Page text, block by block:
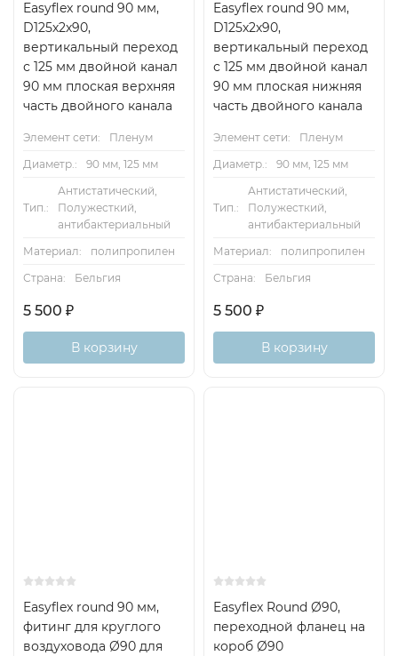
Easyflex round 90 мм,
D125х2х90,
вертикальный переход
с 125 мм двойной канал
90 мм плоская верхняя
часть двойного канала
Элемент сети:
Пленум
Диаметр.:
90 мм, 125 мм
Тип.:
Антистатический,
Полужесткий,
антибактериальный
Материал:
полипропилен
Страна:
Бельгия
5 500 ₽
В корзину
Easyflex round 90 мм,
D125х2х90,
вертикальный переход
с 125 мм двойной канал
90 мм плоская нижняя
часть двойного канала
Элемент сети:
Пленум
Диаметр.:
90 мм, 125 мм
Тип.:
Антистатический,
Полужесткий,
антибактериальный
Материал:
полипропилен
Страна:
Бельгия
5 500 ₽
В корзину
Easyflex round 90 мм,
фитинг для круглого
воздуховода Ø90 для
Easyflex Round Ø90,
переходной фланец на
короб Ø90